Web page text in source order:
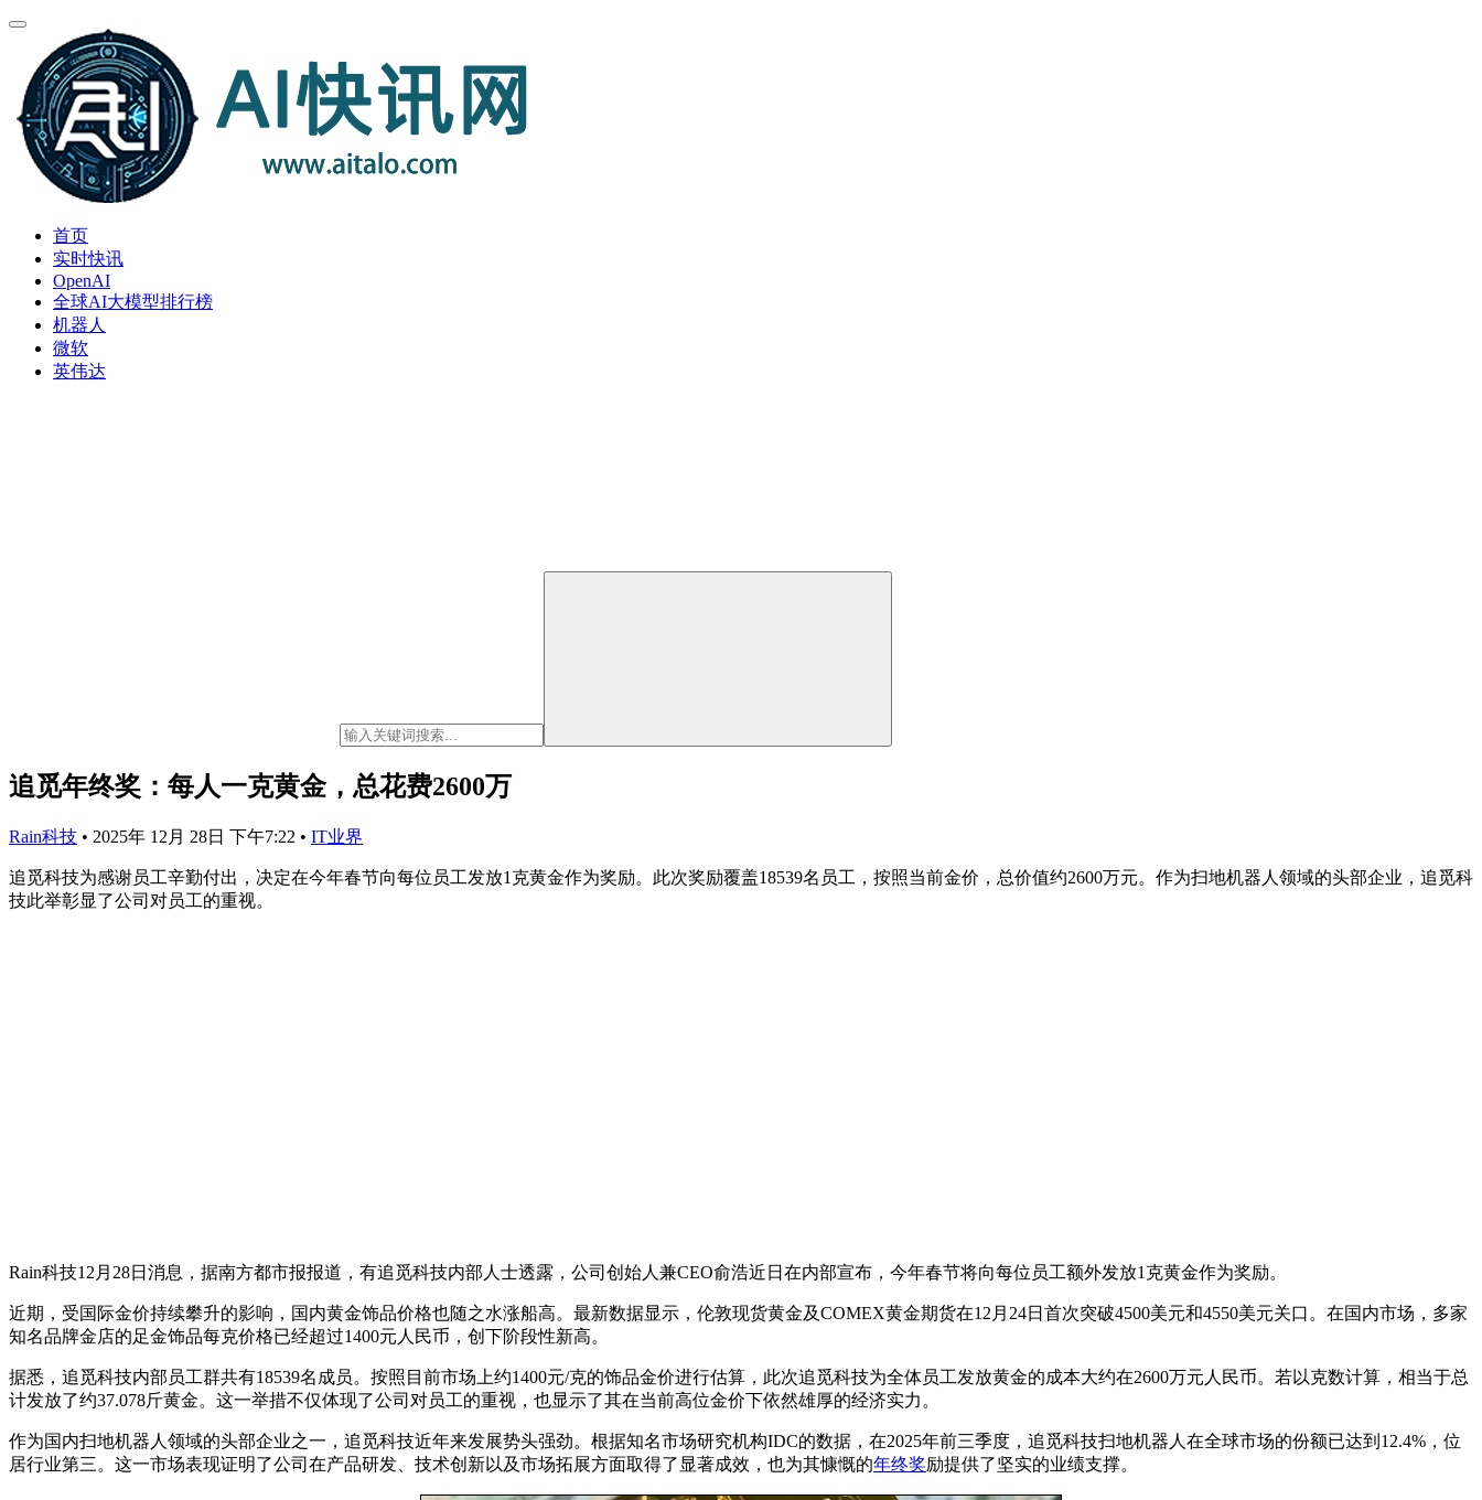
首页
实时快讯
OpenAI
全球AI大模型排行榜
机器人
微软
英伟达
追觅年终奖：每人一克黄金，总花费2600万
Rain科技 • 2025年 12月 28日 下午7:22 • IT业界
追觅科技为感谢员工辛勤付出，决定在今年春节向每位员工发放1克黄金作为奖励。此次奖励覆盖18539名员工，按照当前金价，总价值约2600万元。作为扫地机器人领域的头部企业，追觅科
技此举彰显了公司对员工的重视。
Rain科技12月28日消息，据南方都市报报道，有追觅科技内部人士透露，公司创始人兼CEO俞浩近日在内部宣布，今年春节将向每位员工额外发放1克黄金作为奖励。
近期，受国际金价持续攀升的影响，国内黄金饰品价格也随之水涨船高。最新数据显示，伦敦现货黄金及COMEX黄金期货在12月24日首次突破4500美元和4550美元关口。在国内市场，多家
知名品牌金店的足金饰品每克价格已经超过1400元人民币，创下阶段性新高。
据悉，追觅科技内部员工群共有18539名成员。按照目前市场上约1400元/克的饰品金价进行估算，此次追觅科技为全体员工发放黄金的成本大约在2600万元人民币。若以克数计算，相当于总
计发放了约37.078斤黄金。这一举措不仅体现了公司对员工的重视，也显示了其在当前高位金价下依然雄厚的经济实力。
作为国内扫地机器人领域的头部企业之一，追觅科技近年来发展势头强劲。根据知名市场研究机构IDC的数据，在2025年前三季度，追觅科技扫地机器人在全球市场的份额已达到12.4%，位
居行业第三。这一市场表现证明了公司在产品研发、技术创新以及市场拓展方面取得了显著成效，也为其慷慨的年终奖励提供了坚实的业绩支撑。